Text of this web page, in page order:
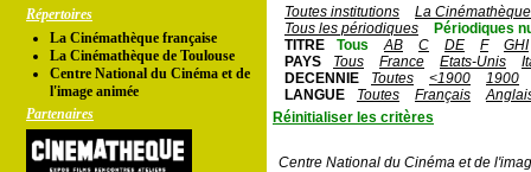
Répertoires
La Cinémathèque française
La Cinémathèque de Toulouse
Centre National du Cinéma et de
l'image animée
Partenaires
Toutes institutions
La
Tous les périodiques
Périodiques
TITRE
Tous AB C DE F
GHI
PAYS
Tous France Etats-Unis
DECENNIE
Toutes <1900
1900
LANGUE
Toutes Français
Réinitialiser les critères
Centre National du Cinéma et de